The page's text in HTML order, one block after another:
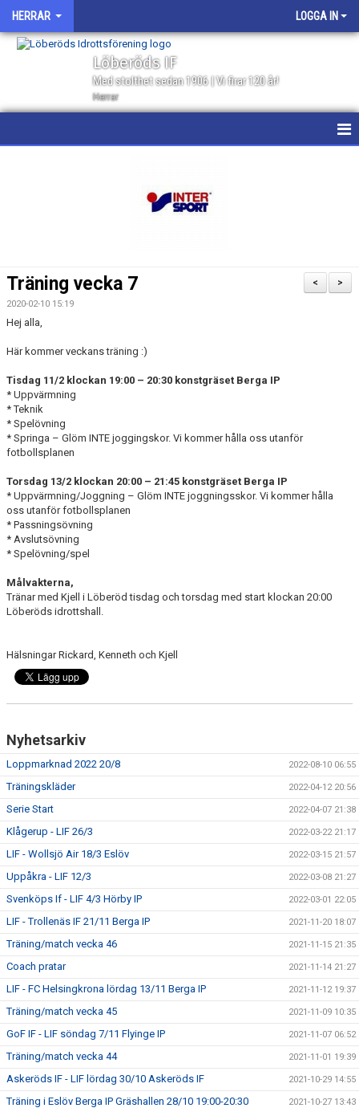
HERRAR LOGGA IN
Löberöds IF
Med stolthet sedan 1906 | Vi firar 120 år!
Herrar
GÄSTBOK
BILDGALLERI
KONTAKT
>
<
Träning vecka 7
2020-02-10 15:19
Hej alla,
Här kommer veckans träning :)
Tisdag 11/2 klockan 19:00 – 20:30 konstgräset Berga IP
* Uppvärmning
* Teknik
* Spelövning
* Springa – Glöm INTE joggingskor. Vi kommer hålla oss utanför
fotbollsplanen
Torsdag 13/2 klockan 20:00 – 21:45 konstgräset Berga IP
* Uppvärmning/Joggning – Glöm INTE joggningsskor. Vi kommer hålla
oss utanför fotbollsplanen
* Passningsövning
* Avslutsövning
* Spelövning/spel
Målvakterna,
Tränar med Kjell i Löberöd tisdag och torsdag med start klockan 20:00
Löberöds idrottshall.
Hälsningar Rickard, Kenneth och Kjell
Nyhetsarkiv
Loppmarknad 2022 20/8 2022-08-10 06:55
Träningskläder 2022-04-12 20:56
Serie Start 2022-04-07 21:38
Klågerup - LIF 26/3 2022-03-22 21:17
LIF - Wollsjö Air 18/3 Eslöv 2022-03-15 21:57
Uppåkra - LIF 12/3 2022-03-08 21:27
Svenköps If - LIF 4/3 Hörby IP 2022-03-01 22:05
LIF - Trollenäs IF 21/11 Berga IP 2021-11-20 18:07
Träning/match vecka 46 2021-11-15 21:35
Coach pratar 2021-11-14 21:27
LIF - FC Helsingkrona lördag 13/11 Berga IP 2021-11-12 19:37
Träning/match vecka 45 2021-11-09 10:35
GoF IF - LIF söndag 7/11 Flyinge IP 2021-11-07 06:52
Träning/match vecka 44 2021-11-01 19:39
Askeröds IF - LIF lördag 30/10 Askeröds IF 2021-10-29 14:55
Träning i Eslöv Berga IP Gräshallen 28/10 19:00-20:30 2021-10-27 13:43